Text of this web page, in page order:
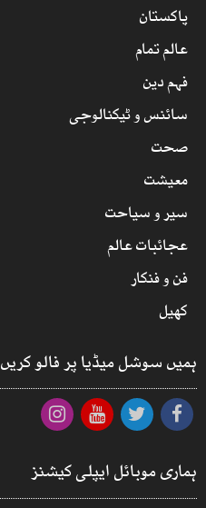
پاکستان
عالم تمام
فہم دین
سائنس و ٹیکنالوجی
صحت
معیشت
سیر و سیاحت
عجائبات عالم
فن و فنکار
کھیل
ہمیں سوشل میڈیا پر فالو کریں
ہماری موبائل ایپلی کیشنز